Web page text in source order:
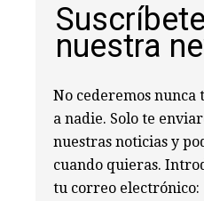
nuestra
No cederemos nunca
a nadie. Solo te
nuestras noticias y
cuando quieras.
tu correo electrónico: